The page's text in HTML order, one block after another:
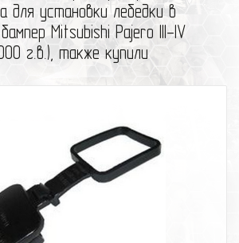
для установки лебедки в
Mitsubishi Pajero III-IV
г.в.), также купили